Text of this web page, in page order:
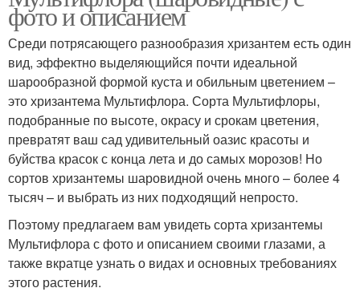
фото и описанием
Среди потрясающего разнообразия хризантем есть один
вид, эффектно выделяющийся почти идеальной
шарообразной формой куста и обильным цветением –
это хризантема Мультифлора. Сорта Мультифлоры,
подобранные по высоте, окрасу и срокам цветения,
превратят ваш сад удивительный оазис красоты и
буйства красок с конца лета и до самых морозов! Но
сортов хризантемы шаровидной очень много – более 4
тысяч – и выбрать из них подходящий непросто.
Поэтому предлагаем вам увидеть сорта хризантемы
Мультифлора с фото и описанием своими глазами, а
также вкратце узнать о видах и основных требованиях
этого растения.